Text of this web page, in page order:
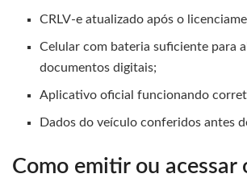
CRLV-e atualizado após o
Celular com bateria suficiente para
documentos digitais;
Aplicativo oficial funcionando
Dados do veículo conferidos antes
Como emitir ou acessar